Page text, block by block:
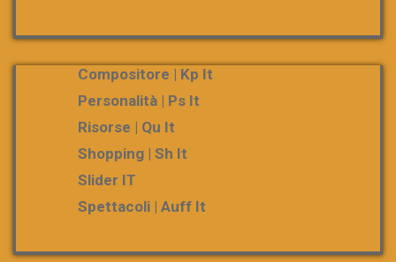
Compositore | Kp It
Personalità | Ps It
Risorse | Qu It
Shopping | Sh It
Slider IT
Spettacoli | Auff It